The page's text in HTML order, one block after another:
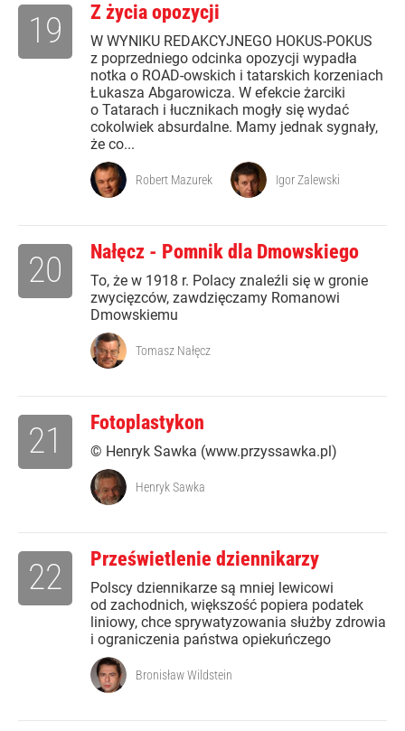
Z życia opozycji
W WYNIKU REDAKCYJNEGO HOKUS-POKUS
z poprzedniego odcinka opozycji wypadła
notka o ROAD-owskich i tatarskich korzeniach
Łukasza Abgarowicza. W efekcie żarciki
o Tatarach i łucznikach mogły się wydać
cokolwiek absurdalne. Mamy jednak sygnały,
że co...
19
Robert Mazurek Igor Zalewski
Nałęcz - Pomnik dla Dmowskiego
To, że w 1918 r. Polacy znaleźli się w gronie
zwycięzców, zawdzięczamy Romanowi
Dmowskiemu
20
Tomasz Nałęcz
Fotoplastykon
© Henryk Sawka (www.przyssawka.pl)
21
Henryk Sawka
Prześwietlenie dziennikarzy
Polscy dziennikarze są mniej lewicowi
od zachodnich, większość popiera podatek
liniowy, chce sprywatyzowania służby zdrowia
i ograniczenia państwa opiekuńczego
22
Bronisław Wildstein